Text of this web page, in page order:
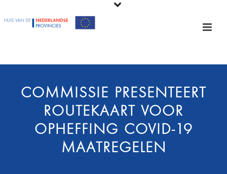
COMMISSIE PRESENTEERT
ROUTEKAART VOOR
OPHEFFING COVID-19
MAATREGELEN